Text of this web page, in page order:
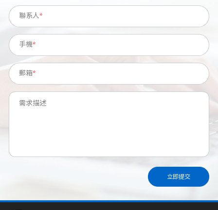
聯系人 *
手機*
郵箱*
需求描述
立即提交